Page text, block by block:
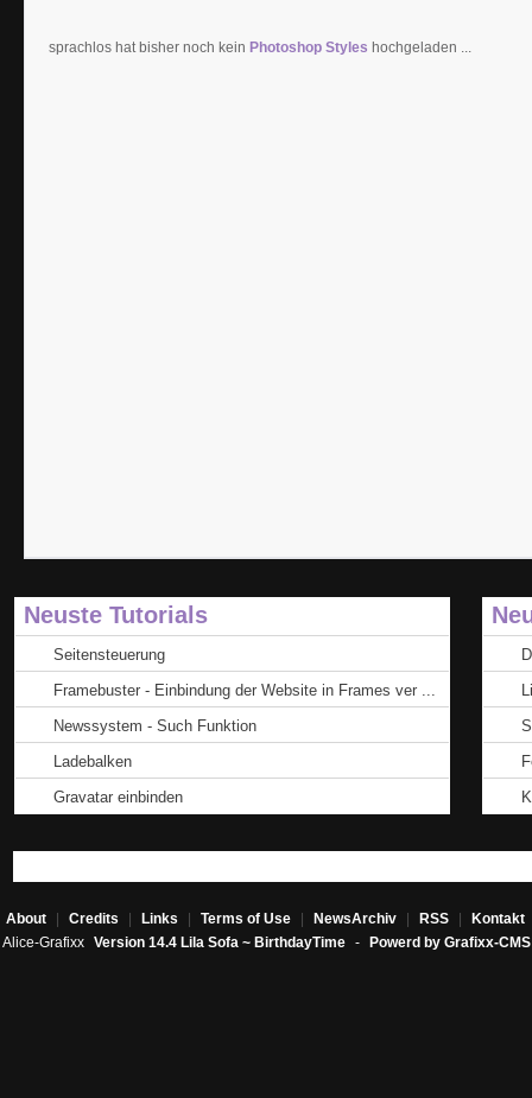
sprachlos hat bisher noch kein Photoshop Styles hochgeladen ...
Neuste Tutorials
Seitensteuerung
Framebuster - Einbindung der Website in Frames ver ...
Newssystem - Such Funktion
Ladebalken
Gravatar einbinden
About Credits Links Terms of Use NewsArchiv RSS Kontakt
Alice-Grafixx Version 14.4 Lila Sofa ~ BirthdayTime - Powerd by Grafixx-CMS